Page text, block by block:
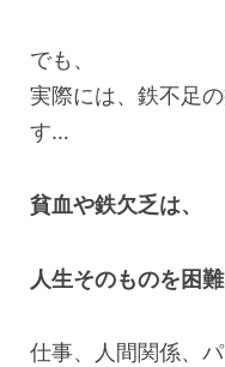
でも、
実際には、鉄不足
す…
貧血や鉄欠乏は、
人生そのものを困
仕事、人間関係、